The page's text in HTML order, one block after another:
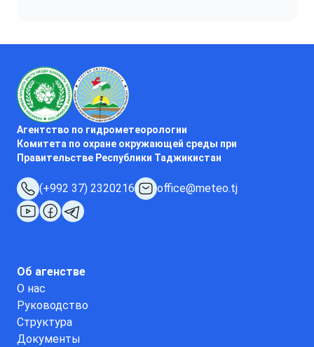
Агентство по гидрометеорологии
Комитета по охране окружающей среды при
Правительстве Республики Таджикистан
(+992 37) 2320216 office@meteo.tj
Об агенстве
О нас
Руководство
Структура
Документы